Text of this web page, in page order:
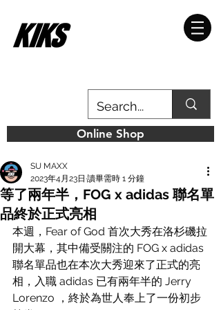
Online Shop
等了兩年半，FOG x adidas 聯名單
品終於正式亮相
SU MAXX
2023年4月23日 讀畢需時 1 分鐘
本週，Fear of God 首次大秀在洛杉磯拉
開大幕，其中備受關注的 FOG x adidas
聯名單品也在本次大秀迎來了正式的亮
相，入職 adidas 已有兩年半的 Jerry
Lorenzo ，終於為世人奉上了一份初步